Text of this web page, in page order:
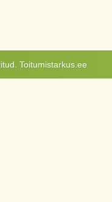
Toitumistarkus.ee